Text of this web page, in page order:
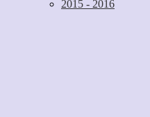
2015 - 2016